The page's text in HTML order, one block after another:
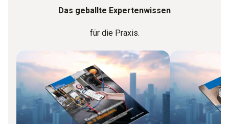
Das geballte Expertenwissen
für die Praxis.